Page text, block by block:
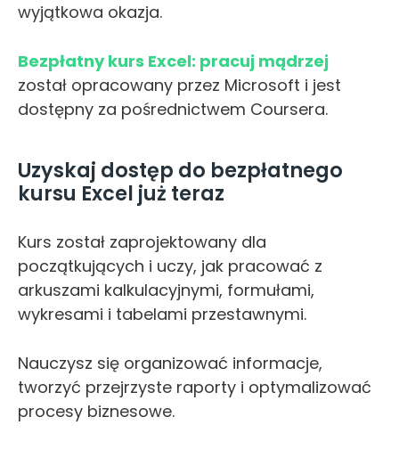
wyjątkowa okazja.
Bezpłatny kurs Excel: pracuj mądrzej
został opracowany przez Microsoft i jest
dostępny za pośrednictwem Coursera.
Uzyskaj dostęp do bezpłatnego
kursu Excel już teraz
Kurs został zaprojektowany dla
początkujących i uczy, jak pracować z
arkuszami kalkulacyjnymi, formułami,
wykresami i tabelami przestawnymi.
Nauczysz się organizować informacje,
tworzyć przejrzyste raporty i optymalizować
procesy biznesowe.